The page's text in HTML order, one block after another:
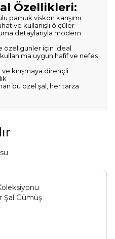
Özellikleri:
pamuk viskon karışımı
ve kullanışlı ölçüler
detaylarıyla modern
özel günler için ideal
uygun hafif ve nefes
ve kırışmaya dirençli
bu özel şal, her tarza
Şal Gümüş